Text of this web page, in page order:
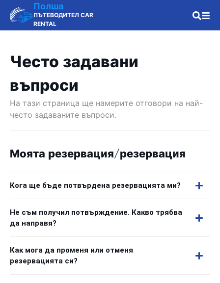
Полша
ПЪТЕВОДИТЕЛ CAR
RENTAL
Често задавани
въпроси
На тази страница ще намерите отговори на най-
често задаваните въпроси.
Моята резервация/резервация
Кога ще бъде потвърдена резервацията ми?
Не съм получил потвърждение. Какво трябва
да направя?
Как мога да променя или отменя
резервацията си?